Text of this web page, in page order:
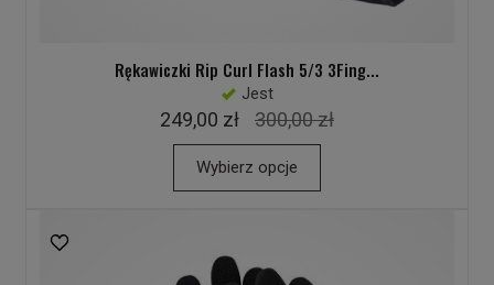
Rękawiczki Rip Curl Flash 5/3 3Fing...
Jest
249,00 zł 300,00 zł
Wybierz opcje